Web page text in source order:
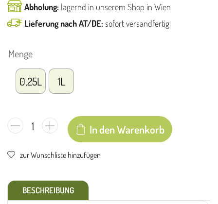
Abholung: lagernd in unserem Shop in Wien
Lieferung nach AT/DE:sofort versandfertig
Menge
0,25L 1L
In den Warenkorb
zur Wunschliste hinzufügen
BESCHREIBUNG